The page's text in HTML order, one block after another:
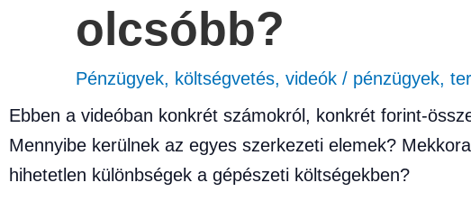
olcsóbb?
Pénzügyek, költségvetés, videók / pénzügyek,
Ebben a videóban konkrét számokról, konkrét forint-
Mennyibe kerülnek az egyes szerkezeti elemek?
hihetetlen különbségek a gépészeti költségekben?